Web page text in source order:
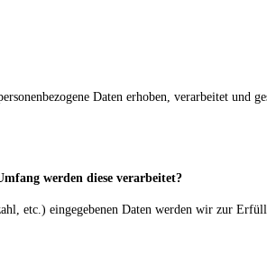
Daten erhoben, verarbeitet und
werden diese verarbeitet?
etc.) eingegebenen Daten werden wir zur